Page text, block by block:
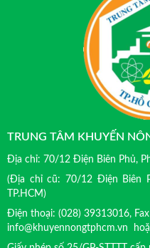
TRUNG TÂM KHUYẾN
Địa chỉ: 70/12 Điện Biên Phủ,
(Địa chỉ cũ: 70/12 Điện Biên
TP.HCM)
Điện thoại: (028) 39313016,
info@khuyennongtphcm.vn